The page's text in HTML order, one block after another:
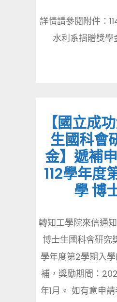
詳情請參閱附件：
水利系捐贈獎學
【國立成
生國科會
金】遞補
112學年度
學 博
轉知工學院來信通
博士生國科會研究
學年度第2學期入
補，獎勵期間：
年1月。 如有意申